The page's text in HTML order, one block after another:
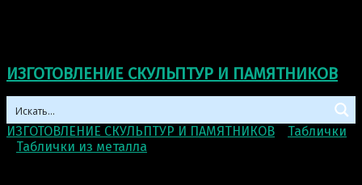
ИЗГОТОВЛЕНИЕ СКУЛЬПТУР И ПАМЯТНИКОВ
ИЗГОТОВЛЕНИЕ СКУЛЬПТУР И ПАМЯТНИКОВ
Таблички
Таблички из металла